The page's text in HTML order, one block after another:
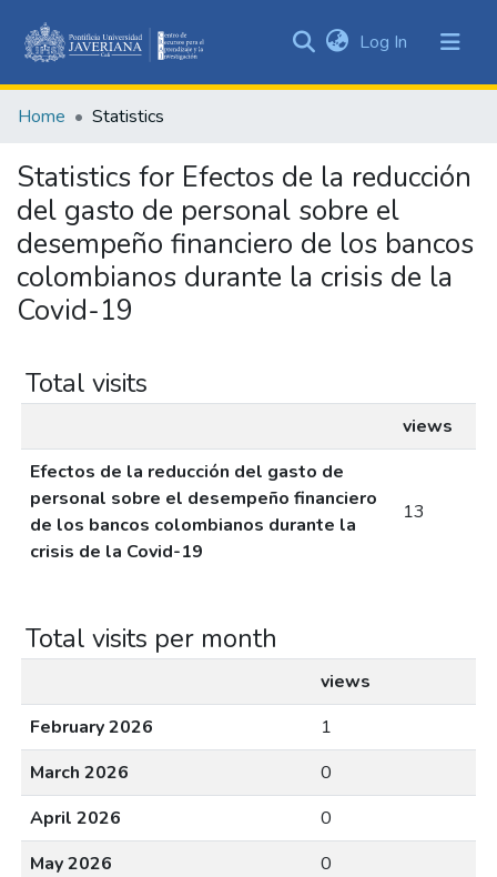
&
All of DSpace
Log In (current)
Home Statistics
Statistics for Efectos de la reducción
del gasto de personal sobre el
desempeño financiero de los bancos
colombianos durante la crisis de la
Covid-19
Total visits
views
Efectos de la reducción del gasto de
personal sobre el desempeño financiero
de los bancos colombianos durante la
crisis de la Covid-19
13
Total visits per month
views
February 2026
1
March 2026
0
April 2026
0
May 2026
0